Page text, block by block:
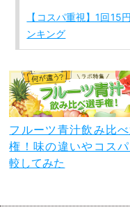
【コスパ重視】1回15
ンキング
フルーツ青汁飲み比
権！味の違いやコス
較してみた